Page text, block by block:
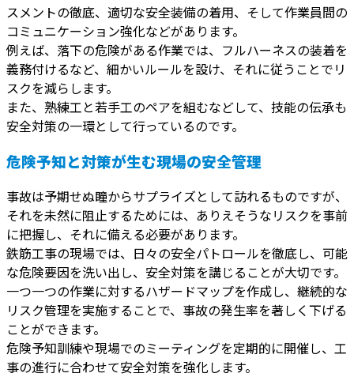
スメントの徹底、適切な安全装備の着用、そして作業員間の
コミュニケーション強化などがあります。
例えば、落下の危険がある作業では、フルハーネスの装着を
義務付けるなど、細かいルールを設け、それに従うことでリ
スクを減らします。
また、熟練工と若手工のペアを組むなどして、技能の伝承も
安全対策の一環として行っているのです。
危険予知と対策が生む現場の安全管理
事故は予期せぬ瞳からサプライズとして訪れるものですが、
それを未然に阻止するためには、ありえそうなリスクを事前
に把握し、それに備える必要があります。
鉄筋工事の現場では、日々の安全パトロールを徹底し、可能
な危険要因を洗い出し、安全対策を講じることが大切です。
一つ一つの作業に対するハザードマップを作成し、継続的な
リスク管理を実施することで、事故の発生率を著しく下げる
ことができます。
危険予知訓練や現場でのミーティングを定期的に開催し、工
事の進行に合わせて安全対策を強化します。